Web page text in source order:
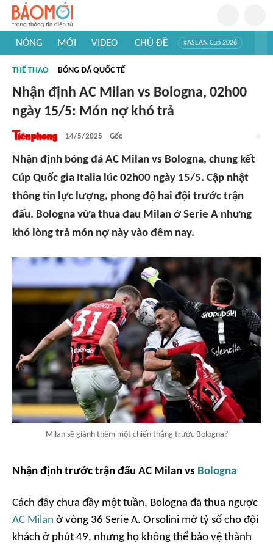
NÓNG MỚI VIDEO CHỦ ĐỀ #ASEAN Cup 2026
#Khám phá thế giới
THỂ THAO BÓNG ĐÁ QUỐC TẾ
Nhận định AC Milan vs Bologna, 02h00
ngày 15/5: Món nợ khó trả
14/5/2025 Gốc
Nhận định bóng đá AC Milan vs Bologna, chung kết
Cúp Quốc gia Italia lúc 02h00 ngày 15/5. Cập nhật
thông tin lực lượng, phong độ hai đội trước trận
đấu. Bologna vừa thua đau Milan ở Serie A nhưng
khó lòng trả món nợ này vào đêm nay.
Milan sẽ giành thêm một chiến thắng trước Bologna?
Nhận định trước trận đấu AC Milan vs Bologna
Cách đây chưa đầy một tuần, Bologna đã thua ngược
AC Milan ở vòng 36 Serie A. Orsolini mở tỷ số cho đội
khách ở phút 49, nhưng họ không thể bảo vệ thành